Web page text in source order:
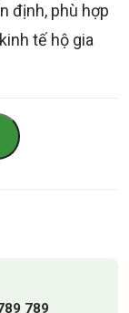
định, phù hợp
tế hộ gia
789